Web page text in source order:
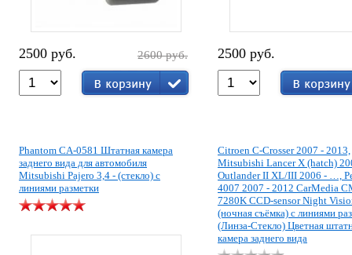
2500 руб. 2600 руб. 2500 руб.
Phantom CA-0581 Штатная камера
заднего вида для автомобиля
Mitsubishi Pajero 3,4 - (стекло) с
линиями разметки
Citroen C-Crosser 2007 - 2013,
Mitsubishi Lancer X (hatch)
Outlander II XL/III 2006 - …,
4007 2007 - 2012 CarMedia
7280K CCD-sensor Night
(ночная съёмка) с линиями
(Линза-Стекло) Цветная
камера заднего вида